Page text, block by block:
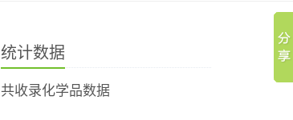
统计数据
共收录化学品数据